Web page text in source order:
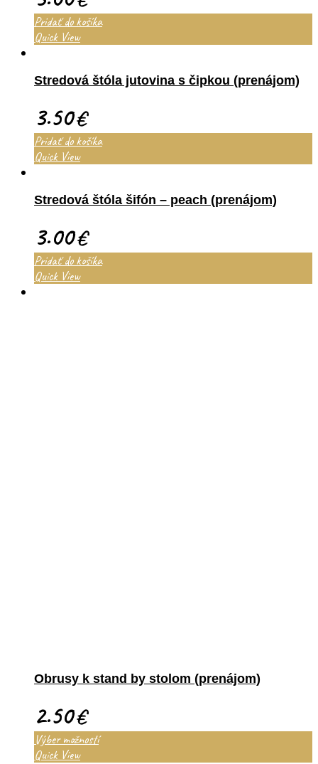
Pridať do košíka
Quick View
Stredová štóla jutovina s čipkou (prenájom)
3.50€
Pridať do košíka
Quick View
Stredová štóla šifón – peach (prenájom)
3.00€
Pridať do košíka
Quick View
Obrusy k stand by stolom (prenájom)
2.50€
Výber možností
Quick View